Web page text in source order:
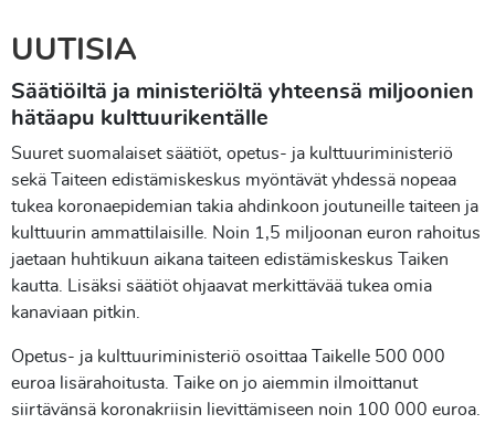
UUTISIA
Säätiöiltä ja ministeriöltä yhteensä miljoonien
hätäapu kulttuurikentälle
Suuret suomalaiset säätiöt, opetus- ja kulttuuriministeriö
sekä Taiteen edistämiskeskus myöntävät yhdessä nopeaa
tukea koronaepidemian takia ahdinkoon joutuneille taiteen ja
kulttuurin ammattilaisille. Noin 1,5 miljoonan euron rahoitus
jaetaan huhtikuun aikana taiteen edistämiskeskus Taiken
kautta. Lisäksi säätiöt ohjaavat merkittävää tukea omia
kanaviaan pitkin.
Opetus- ja kulttuuriministeriö osoittaa Taikelle 500 000
euroa lisärahoitusta. Taike on jo aiemmin ilmoittanut
siirtävänsä koronakriisin lievittämiseen noin 100 000 euroa.